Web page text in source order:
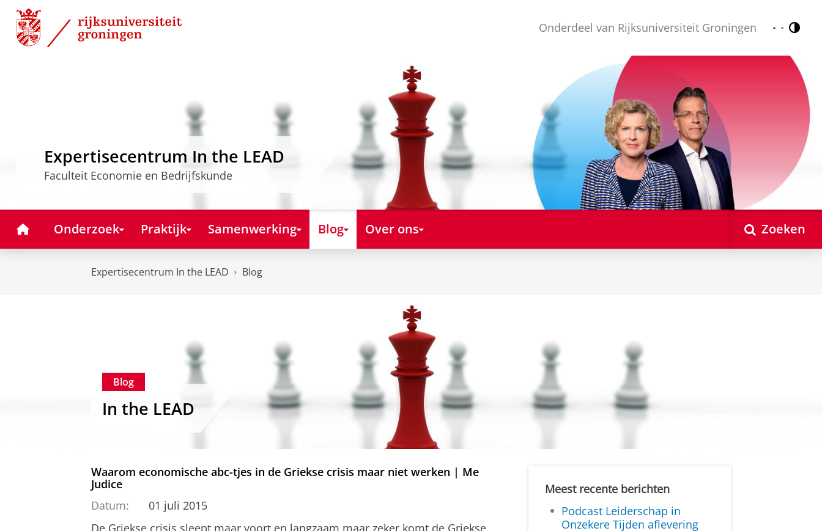
Skip
Content
Skip
Navigation
Onderdeel van Rijksuniversiteit Groningen Nederlands
English
Expertisecentrum In the LEAD
Faculteit Economie en Bedrijfskunde
HomeOnderzoek Praktijk Samenwerking Blog Over ons Zoeken
Expertisecentrum In the LEAD Blog
Blog
In the LEAD
Waarom economische abc-tjes in de Griekse crisis maar niet werken | Me
Judice
Datum:
01 juli 2015
Meest recente berichten
Podcast Leiderschap in
Onzekere Tijden aflevering